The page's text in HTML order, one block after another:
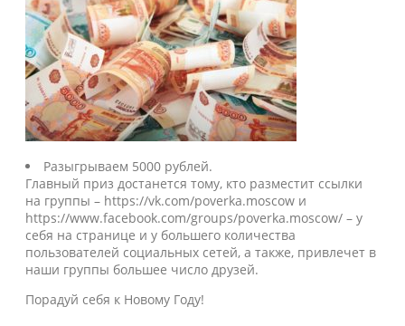
Разыгрываем 5000 рублей.
Главный приз достанется тому, кто разместит ссылки
на группы – https://vk.com/poverka.moscow и
https://www.facebook.com/groups/poverka.moscow/ – у
себя на странице и у большего количества
пользователей социальных сетей, а также, привлечет в
наши группы большее число друзей.
Порадуй себя к Новому Году!